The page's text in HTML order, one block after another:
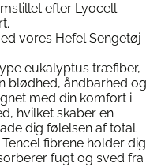
efter Lyocell
vores Hefel Sengetøj –
eukalyptus træfiber,
blødhed, åndbarhed og
med din komfort i
hvilket skaber en
dig følelsen af total
fibrene holder dig
fugt og sved fra